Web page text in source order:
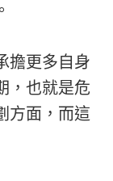
擔更多自身
，也就是危
方面，而這